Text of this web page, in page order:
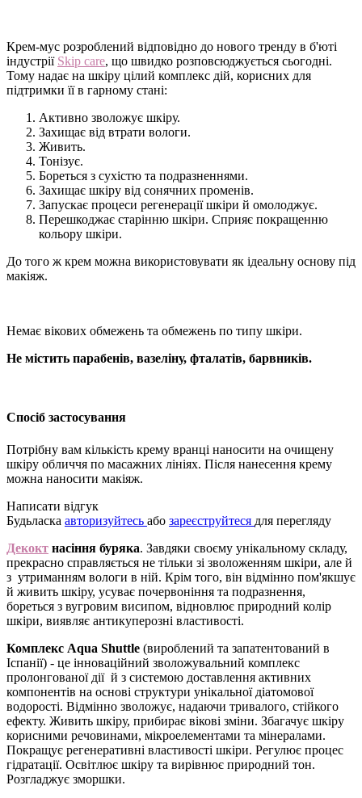
Крем-мус розроблений відповідно до нового тренду в б'юті
індустрії Skip care, що швидко розповсюджується сьогодні.
Тому надає на шкіру цілий комплекс дій, корисних для
підтримки її в гарному стані:
Активно зволожує шкіру.
Захищає від втрати вологи.
Живить.
Тонізує.
Бореться з сухістю та подразненнями.
Захищає шкіру від сонячних променів.
Запускає процеси регенерації шкіри й омолоджує.
Перешкоджає старінню шкіри. Сприяє покращенню
кольору шкіри.
До того ж крем можна використовувати як ідеальну основу під
макіяж.
Немає вікових обмежень та обмежень по типу шкіри.
Не містить парабенів, вазеліну, фталатів, барвників.
Спосіб застосування
Потрібну вам кількість крему вранці наносити на очищену
шкіру обличчя по масажних лініях. Після нанесення крему
можна наносити макіяж.
Написати відгук
Будьласка авторизуйтесь або зареєструйтеся для перегляду
Декокт насіння буряка. Завдяки своєму унікальному складу,
прекрасно справляється не тільки зі зволоженням шкіри, але й
з утриманням вологи в ній. Крім того, він відмінно пом'якшує
й живить шкіру, усуває почервоніння та подразнення,
бореться з вугровим висипом, відновлює природний колір
шкіри, виявляє антикуперозні властивості.
Комплекс Aqua Shuttle (вироблений та запатентований в
Іспанії) - це інноваційний зволожувальний комплекс
пролонгованої дії й з системою доставлення активних
компонентів на основі структури унікальної діатомової
водорості. Відмінно зволожує, надаючи тривалого, стійкого
ефекту. Живить шкіру, прибирає вікові зміни. Збагачує шкіру
корисними речовинами, мікроелементами та мінералами.
Покращує регенеративні властивості шкіри. Регулює процес
гідратації. Освітлює шкіру та вирівнює природний тон.
Розгладжує зморшки.